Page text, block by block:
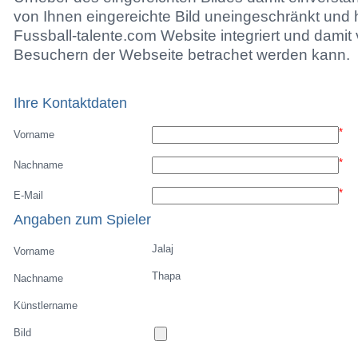
von Ihnen eingereichte Bild uneingeschränkt und
Fussball-talente.com Website integriert und damit
Besuchern der Webseite betrachet werden kann.
Ihre Kontaktdaten
Vorname *
Nachname *
E-Mail *
Angaben zum Spieler
Vorname Jalaj
Nachname Thapa
Künstlername
Bild